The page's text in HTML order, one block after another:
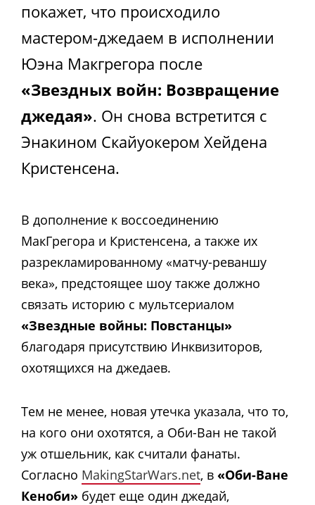
покажет, что происходило
мастером-джедаем в исполнении
Юэна Макгрегора после
«Звездных войн: Возвращение
джедая». Он снова встретится с
Энакином Скайуокером Хейдена
Кристенсена.
В дополнение к воссоединению
МакГрегора и Кристенсена, а также их
разрекламированному «матчу-реваншу
века», предстоящее шоу также должно
связать историю с мультсериалом
«Звездные войны: Повстанцы»
благодаря присутствию Инквизиторов,
охотящихся на джедаев.
Тем не менее, новая утечка указала, что то,
на кого они охотятся, а Оби-Ван не такой
уж отшельник, как считали фанаты.
Согласно MakingStarWars.net, в «Оби-Ване
Кеноби» будет еще один джедай,